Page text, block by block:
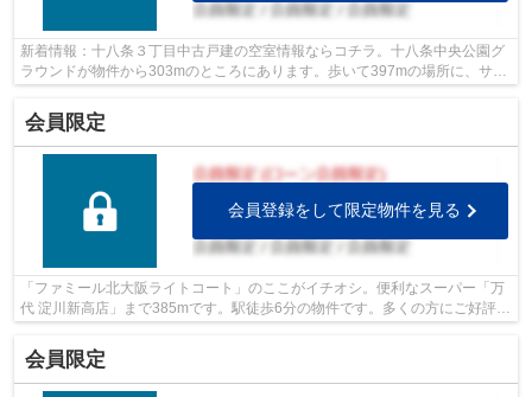
新着情報：十八条３丁目中古戸建の空室情報ならコチラ。十八条中央公園グ
ラウンドが物件から303mのところにあります。歩いて397mの場所に、サン
ディ 西三国店があります。中古の戸建て...
会員限定
会員登録をして限定物件を見る
「ファミール北大阪ライトコート」のここがイチオシ。便利なスーパー「万
代 淀川新高店」まで385mです。駅徒歩6分の物件です。多くの方にご好評の
エレベーター付き物件はこちらです。...
会員限定